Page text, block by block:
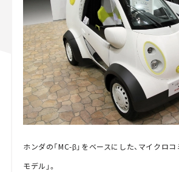
ホンダの「MC-β」をベースにした、マイクロ
モデル」。